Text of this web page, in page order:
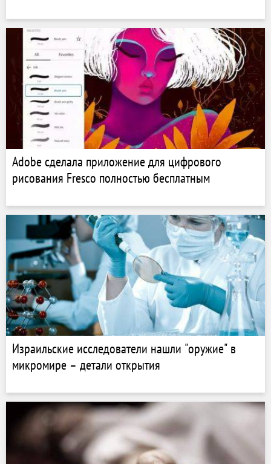
Adobe сделала приложение для цифрового
рисования Fresco полностью бесплатным
Израильские исследователи нашли "оружие" в
микромире – детали открытия